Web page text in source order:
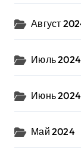
Август
Июль 2024
Июнь 2024
Май 2024